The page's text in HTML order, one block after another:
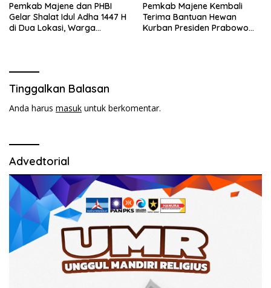
Pemkab Majene dan PHBI
Gelar Shalat Idul Adha 1447 H
di Dua Lokasi, Warga
Pemkab Majene Kembali
Terima Bantuan Hewan
Kurban Presiden Prabowo
Tinggalkan Balasan
Anda harus masuk untuk berkomentar.
Advedtorial